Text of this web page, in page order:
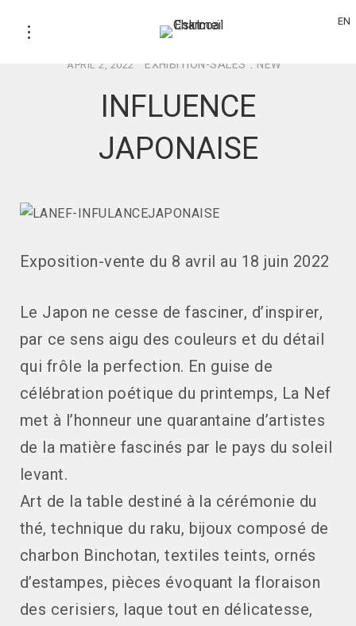
EN
APRIL 2, 2022 EXHIBITION-SALES NEW
INFLUENCE
JAPONAISE
Exposition-vente du 8 avril au 18 juin 2022
Le Japon ne cesse de fasciner, d’inspirer,
par ce sens aigu des couleurs et du détail
qui frôle la perfection. En guise de
célébration poétique du printemps, La Nef
met à l’honneur une quarantaine d’artistes
de la matière fascinés par le pays du soleil
levant.
Art de la table destiné à la cérémonie du
thé, technique du raku, bijoux composé de
charbon Binchotan, textiles teints, ornés
d’estampes, pièces évoquant la floraison
des cerisiers, laque tout en délicatesse,